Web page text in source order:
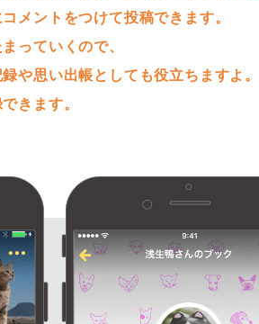
メントをつけて投稿できます。
っていくので、
や思い出帳としても役立ちますよ。
きます。